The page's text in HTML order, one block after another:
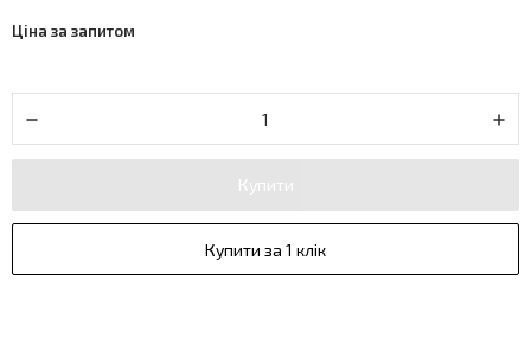
Ціна за запитом
Купити
Купити за 1 клік